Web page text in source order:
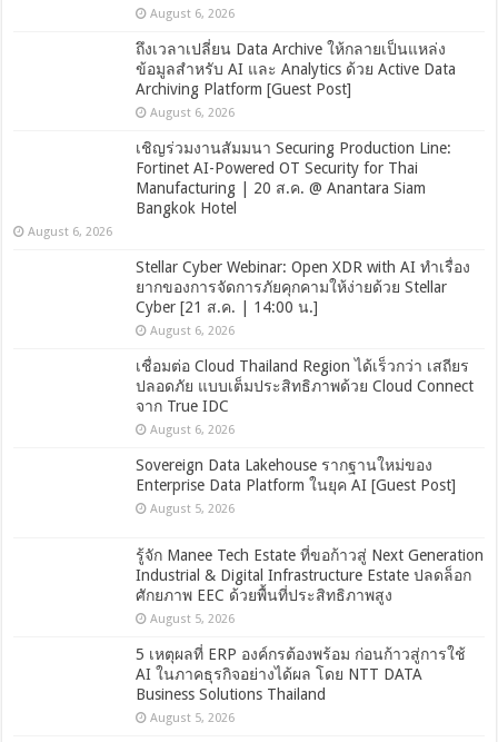
August 6, 2026
ถึงเวลาเปลี่ยน Data Archive ให้กลายเป็นแหล่ง
ข้อมูลสำหรับ AI และ Analytics ด้วย Active Data
Archiving Platform [Guest Post]
August 6, 2026
เชิญร่วมงานสัมมนา Securing Production Line:
Fortinet AI-Powered OT Security for Thai
Manufacturing | 20 ส.ค. @ Anantara Siam
Bangkok Hotel
August 6, 2026
Stellar Cyber Webinar: Open XDR with AI ทำเรื่อง
ยากของการจัดการภัยคุกคามให้ง่ายด้วย Stellar
Cyber [21 ส.ค. | 14:00 น.]
August 6, 2026
เชื่อมต่อ Cloud Thailand Region ได้เร็วกว่า เสถียร
ปลอดภัย แบบเต็มประสิทธิภาพด้วย Cloud Connect
จาก True IDC
August 6, 2026
Sovereign Data Lakehouse รากฐานใหม่ของ
Enterprise Data Platform ในยุค AI [Guest Post]
August 5, 2026
รู้จัก Manee Tech Estate ที่ขอก้าวสู่ Next Generation
Industrial & Digital Infrastructure Estate ปลดล็อก
ศักยภาพ EEC ด้วยพื้นที่ประสิทธิภาพสูง
August 5, 2026
5 เหตุผลที่ ERP องค์กรต้องพร้อม ก่อนก้าวสู่การใช้
AI ในภาคธุรกิจอย่างได้ผล โดย NTT DATA
Business Solutions Thailand
August 5, 2026